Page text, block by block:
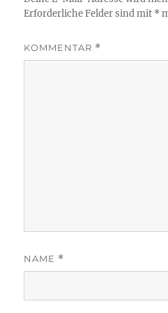
Erforderliche Felder sind mit *
KOMMENTAR *
NAME *